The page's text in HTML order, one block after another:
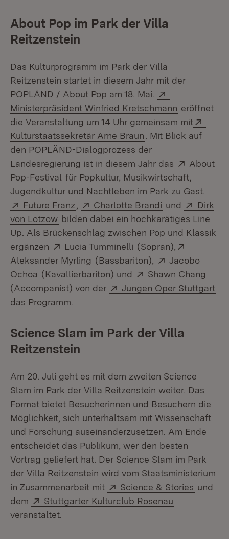
About Pop im Park der Villa
Reitzenstein
Das Kulturprogramm im Park der Villa
Reitzenstein startet in diesem Jahr mit der
POPLÄND / About Pop am 18. Mai.
Ministerpräsident Winfried Kretschmann eröffnet
die Veranstaltung um 14 Uhr gemeinsam mit
Kulturstaatssekretär Arne Braun (Öffnet in neuem
. Mit Blick auf
den POPLÄND-Dialogprozess der
Landesregierung ist in diesem Jahr das
Extern:
About
Pop-Festival (Öffnet in neuem Fenster)
für Popkultur, Musikwirtschaft,
Jugendkultur und Nachtleben im Park zu Gast.
Extern:
Future Franz (Öffnet in neuem Fenster)
Extern:
Charlotte Brandi (Öffnet in
und Extern:
Dirk
von Lotzow (Öffnet in neuem Fenster)
bilden dabei ein hochkarätiges Line
Up. Als Brückenschlag zwischen Pop und Klassik
ergänzen
Extern:
Lucia Tumminelli (Öffnet in neuem
(Sopran),
Aleksander Myrling (Öffnet in neuem Fenster)
(Bassbariton), Extern:
Jacobo
Ochoa (Öffnet in neuem Fenster)
(Kavallierbariton) und Extern:
Shawn Chang
(Accompanist) von der
Extern:
Jungen Oper Stuttgart
das Programm.
Science Slam im Park der Villa
Reitzenstein
Am 20. Juli geht es mit dem zweiten Science
Slam im Park der Villa Reitzenstein weiter. Das
Format bietet Besucherinnen und Besuchern die
Möglichkeit, sich unterhaltsam mit Wissenschaft
und Forschung auseinanderzusetzen. Am Ende
entscheidet das Publikum, wer den besten
Vortrag geliefert hat. Der Science Slam im Park
der Villa Reitzenstein wird vom Staatsministerium
in Zusammenarbeit mit
Extern:
Science & Stories (Öffnet
und
dem
Extern:
Stuttgarter Kulturclub Rosenau
veranstaltet.